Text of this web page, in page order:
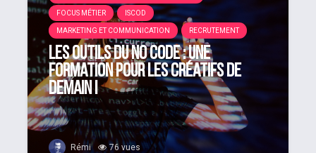
FOCUS MÉTIER ISCOD
MARKETING ET COMMUNICATION RECRUTEMENT
Les outils du no code : une
formation pour les créatifs de
demain !
Rémi 76 vues